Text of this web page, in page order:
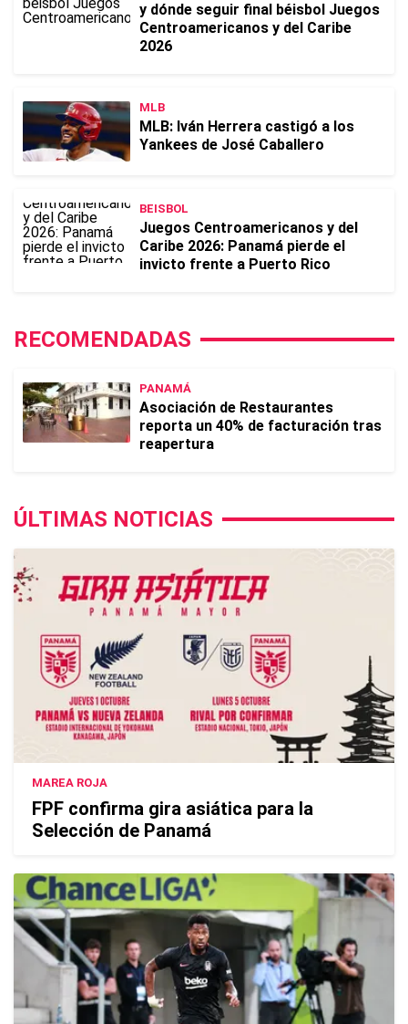
y dónde seguir final béisbol Juegos
Centroamericanos y del Caribe
2026
MLB
MLB: Iván Herrera castigó a los
Yankees de José Caballero
BEISBOL
Juegos Centroamericanos y del
Caribe 2026: Panamá pierde el
invicto frente a Puerto Rico
RECOMENDADAS
PANAMÁ
Asociación de Restaurantes
reporta un 40% de facturación tras
reapertura
ÚLTIMAS NOTICIAS
MAREA ROJA
FPF confirma gira asiática para la
Selección de Panamá